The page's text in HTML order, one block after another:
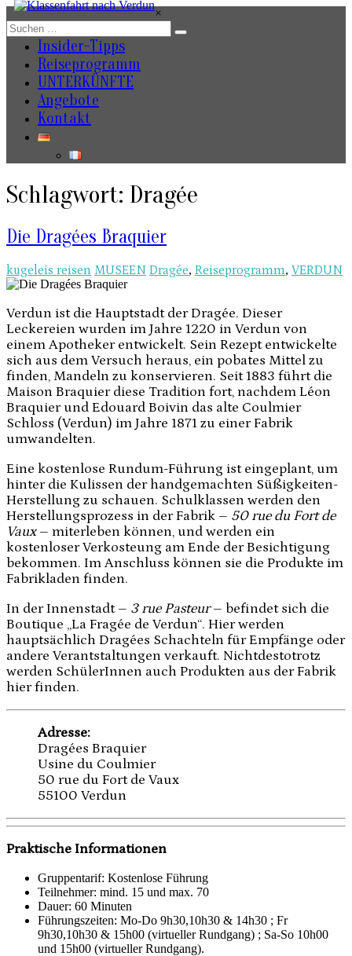
Zum
Inhalt
springen
×
Insider-Tipps
Reiseprogramm
UNTERKÜNFTE
Angebote
Kontakt
Schlagwort: Dragée
Die Dragées Braquier
kugeleis reisen MUSEEN Dragée, Reiseprogramm, VERDUN
Verdun ist die Hauptstadt der Dragée. Dieser
Leckereien wurden im Jahre 1220 in Verdun von
einem Apotheker entwickelt. Sein Rezept entwickelte
sich aus dem Versuch heraus, ein pobates Mittel zu
finden, Mandeln zu konservieren. Seit 1883 führt die
Maison Braquier diese Tradition fort, nachdem Léon
Braquier und Edouard Boivin das alte Coulmier
Schloss (Verdun) im Jahre 1871 zu einer Fabrik
umwandelten.
Eine kostenlose Rundum-Führung ist eingeplant, um
hinter die Kulissen der handgemachten Süßigkeiten-
Herstellung zu schauen. Schulklassen werden den
Herstellungsprozess in der Fabrik – 50 rue du Fort de
Vaux– miterleben können, und werden ein
kostenloser Verkosteung am Ende der Besichtigung
bekommen. Im Anschluss können sie die Produkte im
Fabrikladen finden.
In der Innenstadt – 3 rue Pasteur– befindet sich die
Boutique „La Fragée de Verdun“. Hier werden
hauptsächlich Dragées Schachteln für Empfänge oder
andere Verantstaltungen verkauft. Nichtdestotrotz
werden SchülerInnen auch Produkten aus der Fabrik
hier finden.
Adresse:
Dragées Braquier
Usine du Coulmier
50 rue du Fort de Vaux
55100 Verdun
Praktische Informationen
Gruppentarif: Kostenlose Führung
Teilnehmer: mind. 15 und max. 70
Dauer: 60 Minuten
Führungszeiten: Mo-Do 9h30,10h30 & 14h30 ; Fr
9h30,10h30 & 15h00 (virtueller Rundgang) ; Sa-So 10h00
und 15h00 (virtueller Rundgang).